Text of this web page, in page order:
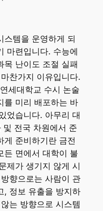
스템을 운영하게 되
마련입니다. 수능에
목 난이도 조절 실패
찬가지 이유입니다.
세대학교 수시 논술
를 미리 배포하는 바
었습니다. 아무리 대
전국 차원에서 준
게 준비하기란 금전
든 면에서 대학이 불
제가 생기지 않게 시
향으로는 사람이 관
, 정보 유출을 방지하
는 방향으로 시스템